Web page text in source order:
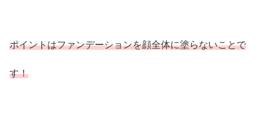
ポイントはファンデーションを顔全体に塗らないことで
す！